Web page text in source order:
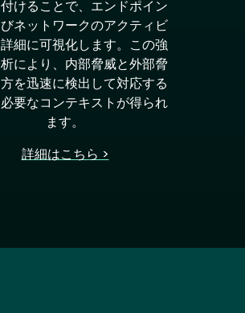
けることで、エンドポイン
びネットワークのアクティビ
細に可視化します。この強
により、内部脅威と外部脅
を迅速に検出して対応する
要なコンテキストが得られ
ます。
詳細はこちら >